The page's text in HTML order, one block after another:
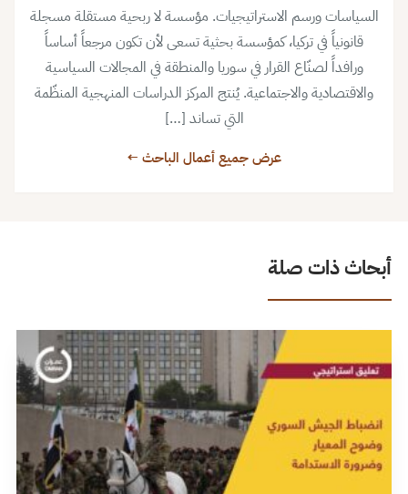
السياسات ورسم الاستراتيجيات. مؤسسة لا ربحية مستقلة مسجلة
قانونياً في تركيا، كمؤسسة بحثية تسعى لأن تكون مرجعاً أساساً
ورافداً لصنّاع القرار في سوريا والمنطقة في المجالات السياسية
والاقتصادية والاجتماعية. يُنتج المركز الدراسات المنهجية المنظّمة
التي تساند […]
عرض جميع أعمال الباحث ←
أبحاث ذات صلة